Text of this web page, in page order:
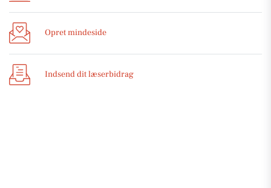
Opret mindeside
Indsend dit læserbidrag